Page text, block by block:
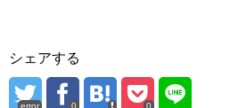
シェアする
error 0 0